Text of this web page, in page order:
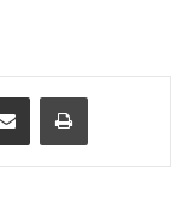
Enviar vía email Imprimir